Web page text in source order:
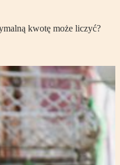
kwotę może liczyć?